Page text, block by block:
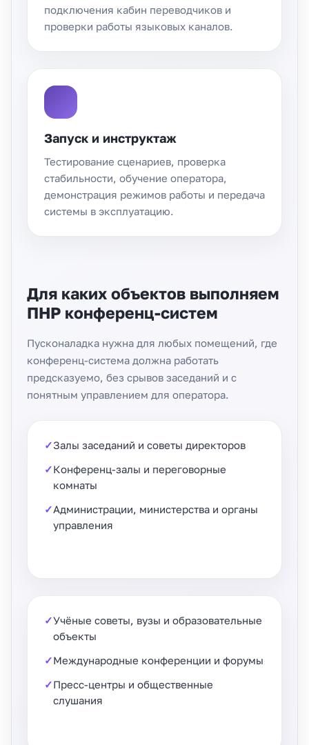
подключения кабин переводчиков и
проверки работы языковых каналов.
Запуск и инструктаж
Тестирование сценариев, проверка
стабильности, обучение оператора,
демонстрация режимов работы и передача
системы в эксплуатацию.
Для каких объектов выполняем
ПНР конференц-систем
Пусконаладка нужна для любых помещений, где
конференц-система должна работать
предсказуемо, без срывов заседаний и с
понятным управлением для оператора.
Залы заседаний и советы директоров
Конференц-залы и переговорные
комнаты
Администрации, министерства и органы
управления
Учёные советы, вузы и образовательные
объекты
Международные конференции и форумы
Пресс-центры и общественные
слушания